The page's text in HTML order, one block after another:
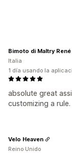
absolute great
customizing a rule.
Bimoto di Maltry René
Italia
1 día usando la
Velo Heaven
Reino Unido